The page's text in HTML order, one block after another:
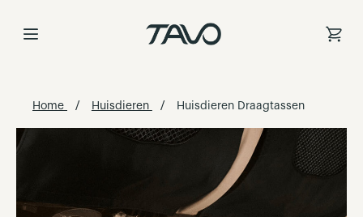
naar
Home Huisdieren Huisdieren Draagtassen